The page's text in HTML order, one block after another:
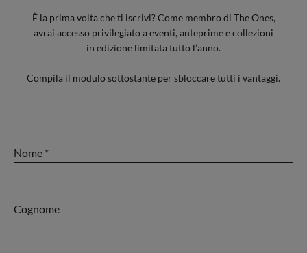
È la prima volta che ti iscrivi? Come membro di The Ones,
avrai accesso privilegiato a eventi, anteprime e collezioni
in edizione limitata tutto l’anno.
Compila il modulo sottostante per sbloccare tutti i vantaggi.
nome
cognome